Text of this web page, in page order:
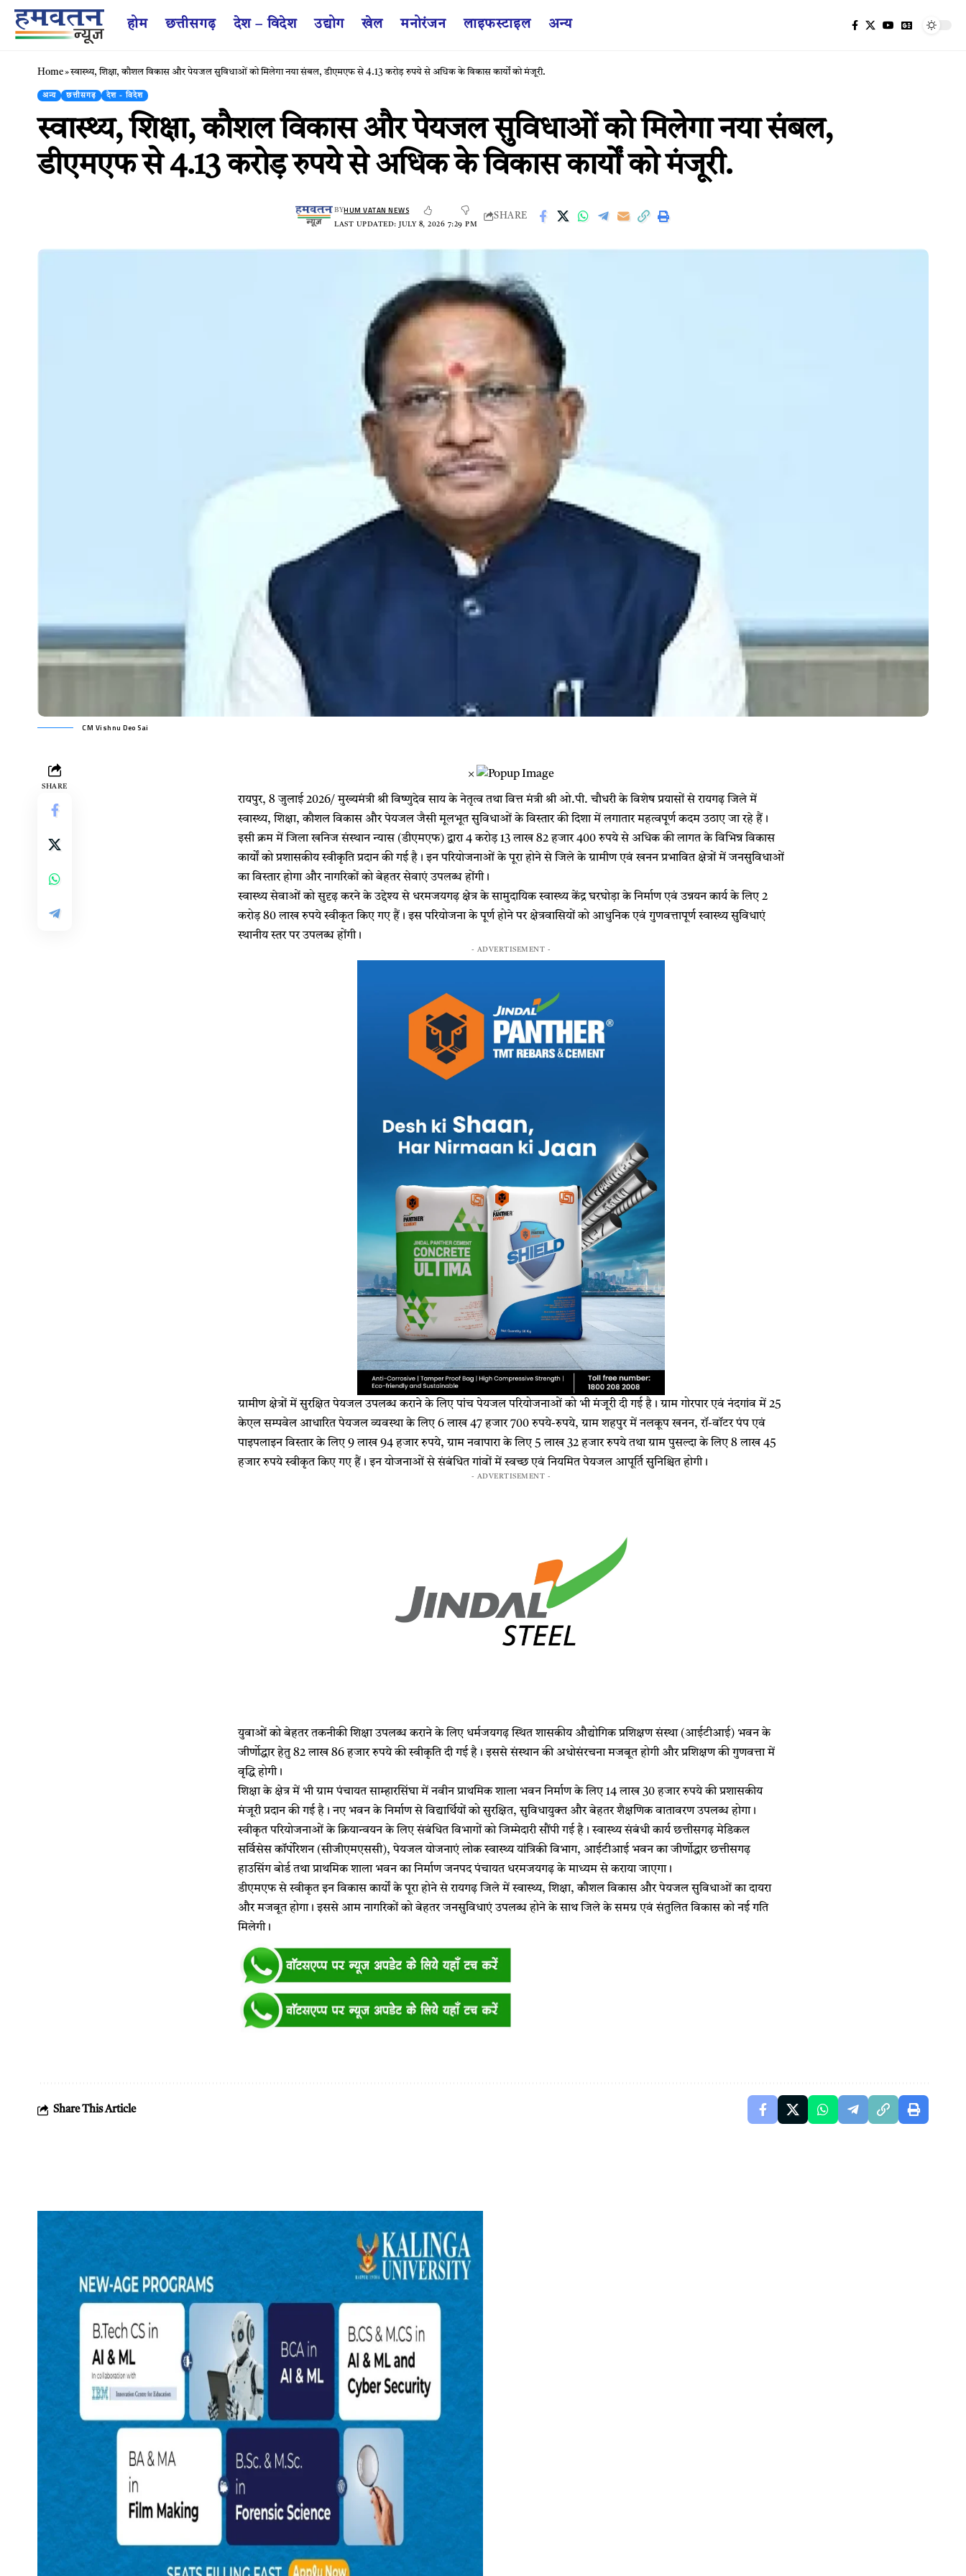
होम छत्तीसगढ़ देश – विदेश उद्योग खेल मनोरंजन लाइफस्टाइल अन्य
Home»स्वास्थ्य, शिक्षा, कौशल विकास और पेयजल सुविधाओं को मिलेगा नया संबल, डीएमएफ से 4.13 करोड़ रुपये से अधिक के विकास कार्यों को मंजूरी.
अन्य छत्तीसगढ़ देश - विदेश
स्वास्थ्य, शिक्षा, कौशल विकास और पेयजल सुविधाओं को मिलेगा नया संबल,
डीएमएफ से 4.13 करोड़ रुपये से अधिक के विकास कार्यों को मंजूरी.
LAST UPDATED: JULY 8, 2026 7:29 PM
BYHUM VATAN NEWS
SHARE
CM Vishnu Deo Sai
SHARE
×
रायपुर, 8 जुलाई 2026/ मुख्यमंत्री श्री विष्णुदेव साय के नेतृत्व तथा वित्त मंत्री श्री ओ.पी. चौधरी के विशेष प्रयासों से रायगढ़ जिले में
स्वास्थ्य, शिक्षा, कौशल विकास और पेयजल जैसी मूलभूत सुविधाओं के विस्तार की दिशा में लगातार महत्वपूर्ण कदम उठाए जा रहे हैं।
इसी क्रम में जिला खनिज संस्थान न्यास (डीएमएफ) द्वारा 4 करोड़ 13 लाख 82 हजार 400 रुपये से अधिक की लागत के विभिन्न विकास
कार्यों को प्रशासकीय स्वीकृति प्रदान की गई है। इन परियोजनाओं के पूरा होने से जिले के ग्रामीण एवं खनन प्रभावित क्षेत्रों में जनसुविधाओं
का विस्तार होगा और नागरिकों को बेहतर सेवाएं उपलब्ध होंगी।
स्वास्थ्य सेवाओं को सुदृढ़ करने के उद्देश्य से धरमजयगढ़ क्षेत्र के सामुदायिक स्वास्थ्य केंद्र घरघोड़ा के निर्माण एवं उन्नयन कार्य के लिए 2
करोड़ 80 लाख रुपये स्वीकृत किए गए हैं। इस परियोजना के पूर्ण होने पर क्षेत्रवासियों को आधुनिक एवं गुणवत्तापूर्ण स्वास्थ्य सुविधाएं
स्थानीय स्तर पर उपलब्ध होंगी।
- ADVERTISEMENT -
ग्रामीण क्षेत्रों में सुरक्षित पेयजल उपलब्ध कराने के लिए पांच पेयजल परियोजनाओं को भी मंजूरी दी गई है। ग्राम गोरपार एवं नंदगांव में 25
केएल सम्पवेल आधारित पेयजल व्यवस्था के लिए 6 लाख 47 हजार 700 रुपये-रुपये, ग्राम शहपुर में नलकूप खनन, रॉ-वॉटर पंप एवं
पाइपलाइन विस्तार के लिए 9 लाख 94 हजार रुपये, ग्राम नवापारा के लिए 5 लाख 32 हजार रुपये तथा ग्राम पुसल्दा के लिए 8 लाख 45
हजार रुपये स्वीकृत किए गए हैं। इन योजनाओं से संबंधित गांवों में स्वच्छ एवं नियमित पेयजल आपूर्ति सुनिश्चित होगी।
- ADVERTISEMENT -
युवाओं को बेहतर तकनीकी शिक्षा उपलब्ध कराने के लिए धर्मजयगढ़ स्थित शासकीय औद्योगिक प्रशिक्षण संस्था (आईटीआई) भवन के
जीर्णोद्धार हेतु 82 लाख 86 हजार रुपये की स्वीकृति दी गई है। इससे संस्थान की अधोसंरचना मजबूत होगी और प्रशिक्षण की गुणवत्ता में
वृद्धि होगी।
शिक्षा के क्षेत्र में भी ग्राम पंचायत साम्हारसिंघा में नवीन प्राथमिक शाला भवन निर्माण के लिए 14 लाख 30 हजार रुपये की प्रशासकीय
मंजूरी प्रदान की गई है। नए भवन के निर्माण से विद्यार्थियों को सुरक्षित, सुविधायुक्त और बेहतर शैक्षणिक वातावरण उपलब्ध होगा।
स्वीकृत परियोजनाओं के क्रियान्वयन के लिए संबंधित विभागों को जिम्मेदारी सौंपी गई है। स्वास्थ्य संबंधी कार्य छत्तीसगढ़ मेडिकल
सर्विसेस कॉर्पोरेशन (सीजीएमएससी), पेयजल योजनाएं लोक स्वास्थ्य यांत्रिकी विभाग, आईटीआई भवन का जीर्णोद्धार छत्तीसगढ़
हाउसिंग बोर्ड तथा प्राथमिक शाला भवन का निर्माण जनपद पंचायत धरमजयगढ़ के माध्यम से कराया जाएगा।
डीएमएफ से स्वीकृत इन विकास कार्यों के पूरा होने से रायगढ़ जिले में स्वास्थ्य, शिक्षा, कौशल विकास और पेयजल सुविधाओं का दायरा
और मजबूत होगा। इससे आम नागरिकों को बेहतर जनसुविधाएं उपलब्ध होने के साथ जिले के समग्र एवं संतुलित विकास को नई गति
मिलेगी।
Share This Article